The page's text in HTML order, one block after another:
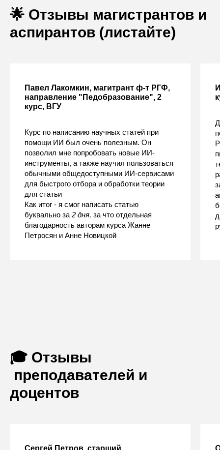
🌟 Отзывы магистрантов и
аспирантов (листайте)
Павел Лакомкин, магитрант ф-т РГФ,
направление "Педобразование", 2
курс, ВГУ
Курс по написанию научных статей при
помощи ИИ был очень полезным. Он
позволил мне попробовать новые ИИ-
инструменты, а также научил пользоваться
обычными общедоступными ИИ-сервисами
для быстрого отбора и обработки теории
для статьи
Как итог - я смог написать статью
буквально за 2 дня, за что отдельная
благодарность авторам курса Жанне
Петросян и Анне Новицкой
🎓 Отзывы
преподавателей и
доцентов
Сергей Петров, старший